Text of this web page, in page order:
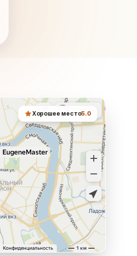
Хорошее место5.0